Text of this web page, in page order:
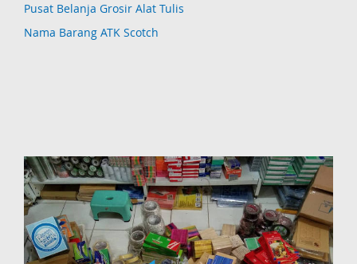
Pusat Belanja Grosir Alat Tulis
Nama Barang ATK Scotch